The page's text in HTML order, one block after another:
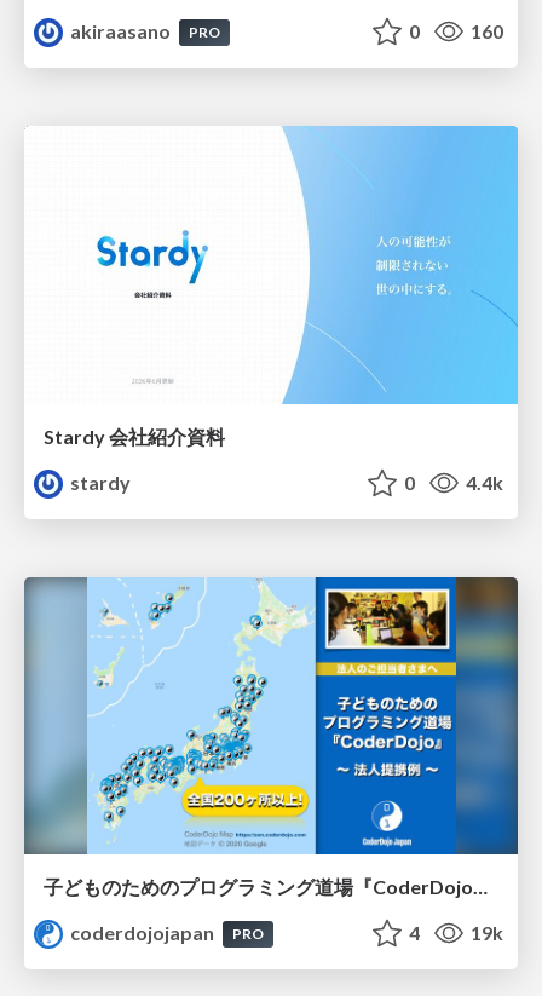
akiraasano
PRO 0 160
Stardy 会社紹介資料
stardy
0 4.4k
子どものためのプログラミング道場『CoderDojo』〜法人提携例〜 / Partnership with CoderDojo Japan
coderdojojapan
PRO 4 19k